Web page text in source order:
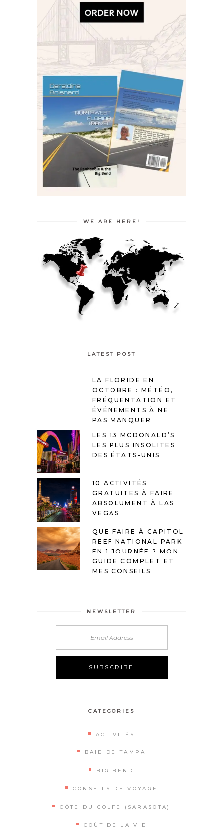
WE ARE HERE!
LATEST POST
LA FLORIDE EN
OCTOBRE : MÉTÉO,
FRÉQUENTATION ET
ÉVÉNEMENTS À NE
PAS MANQUER
LES 13 MCDONALD’S
LES PLUS INSOLITES
DES ÉTATS-UNIS
10 ACTIVITÉS
GRATUITES À FAIRE
ABSOLUMENT À LAS
VEGAS
QUE FAIRE À CAPITOL
REEF NATIONAL PARK
EN 1 JOURNÉE ? MON
GUIDE COMPLET ET
MES CONSEILS
NEWSLETTER
CATEGORIES
ACTIVITÉS
BAIE DE TAMPA
BIG BEND
CONSEILS DE VOYAGE
CÔTE DU GOLFE (SARASOTA)
COÛT DE LA VIE